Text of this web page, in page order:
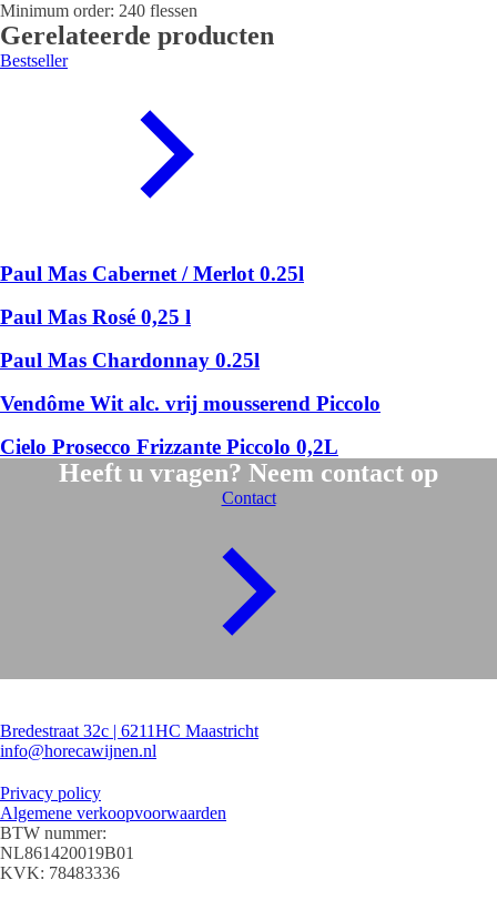
Minimum order: 240 flessen
Gerelateerde producten
Bestseller
Paul Mas Cabernet / Merlot 0.25l
Paul Mas Rosé 0,25 l
Paul Mas Chardonnay 0.25l
Vendôme Wit alc. vrij mousserend Piccolo
Cielo Prosecco Frizzante Piccolo 0,2L
Heeft u vragen? Neem contact op
Contact
Bredestraat 32c | 6211HC Maastricht
info@horecawijnen.nl
Privacy policy
Algemene verkoopvoorwaarden
BTW nummer:
NL861420019B01
KVK: 78483336